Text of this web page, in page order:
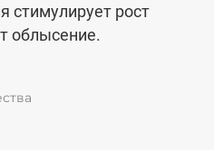
стимулирует рост
облысение.